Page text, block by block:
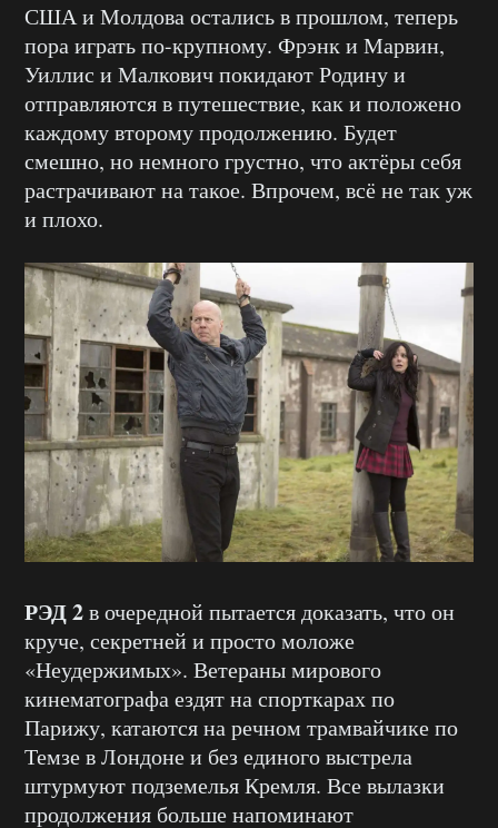
США и Молдова остались в прошлом, теперь
пора играть по-крупному. Фрэнк и Марвин,
Уиллис и Малкович покидают Родину и
отправляются в путешествие, как и положено
каждому второму продолжению. Будет
смешно, но немного грустно, что актёры себя
растрачивают на такое. Впрочем, всё не так уж
и плохо.
РЭД 2в очередной пытается доказать, что он
круче, секретней и просто моложе
«Неудержимых». Ветераны мирового
кинематографа ездят на спорткарах по
Парижу, катаются на речном трамвайчике по
Темзе в Лондоне и без единого выстрела
штурмуют подземелья Кремля. Все вылазки
продолжения больше напоминают